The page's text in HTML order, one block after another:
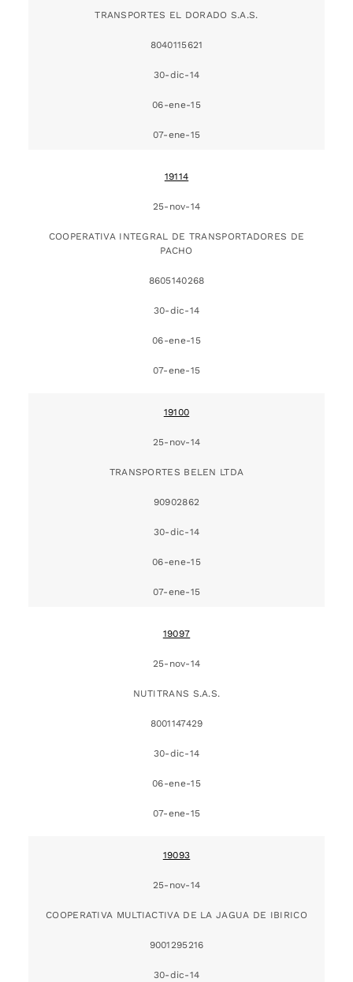
TRANSPORTES EL DORADO S.A.S.
8040115621
30-dic-14
06-ene-15
07-ene-15
19114
25-nov-14
COOPERATIVA INTEGRAL DE TRANSPORTADORES DE
PACHO
8605140268
30-dic-14
06-ene-15
07-ene-15
19100
25-nov-14
TRANSPORTES BELEN LTDA
90902862
30-dic-14
06-ene-15
07-ene-15
19097
25-nov-14
NUTITRANS S.A.S.
8001147429
30-dic-14
06-ene-15
07-ene-15
19093
25-nov-14
COOPERATIVA MULTIACTIVA DE LA JAGUA DE IBIRICO
9001295216
30-dic-14